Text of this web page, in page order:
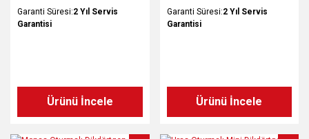
Garanti Süresi:2 Yıl Servis
Garantisi
Ürünü İncele
Garanti Süresi:2 Yıl Servis
Garantisi
Ürünü İncele